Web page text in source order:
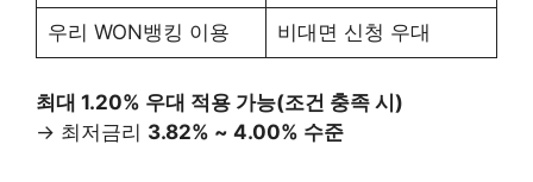
우리 WON뱅킹 이용 비대면 신청 우대
최대 1.20% 우대 적용 가능(조건 충족 시)
→ 최저금리 3.82% ~ 4.00% 수준